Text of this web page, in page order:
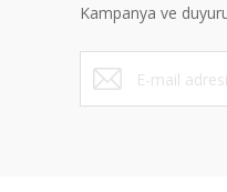
Ürün fiyatı
Bu ürüne
Kampanya ve